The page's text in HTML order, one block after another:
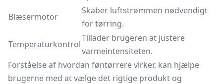
Blæsermotor
Skaber luftstrømmen nødvendigt
for tørring.
Temperaturkontrol
Tillader brugeren at justere
varmeintensiteten.
Forståelse af hvordan føntørrere virker, kan hjælpe
brugerne med at vælge det rigtige produkt og